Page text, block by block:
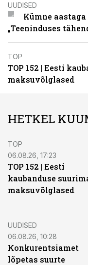
UUDISED
Kümne
„Teeninduses
TOP
TOP 152 | Eesti
maksuvõlglased
HETKEL
TOP
06.08.26, 17:23
TOP 152 | Eesti
kaubanduse
maksuvõlglased
UUDISED
06.08.26, 10:28
Konkurentsiamet
lõpetas suurte